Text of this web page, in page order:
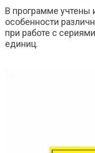
В программе учтены
особенности
при работе с
единиц.